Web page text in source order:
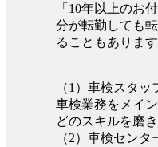
「10年以上のお
分が転勤しても
ることもあります
（1）車検スタッ
車検業務をメイ
どのスキルを磨き
（2）車検センタ